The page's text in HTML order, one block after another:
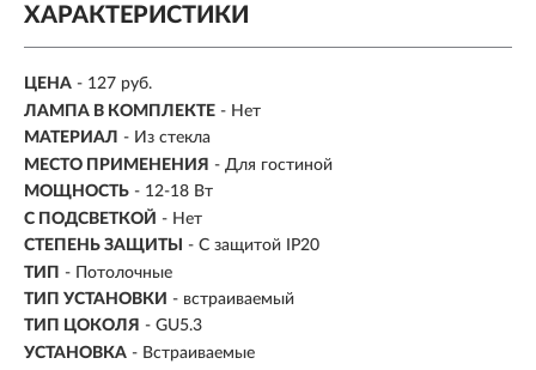
ХАРАКТЕРИСТИКИ
ЦЕНА - 127 руб.
ЛАМПА В КОМПЛЕКТЕ - Нет
МАТЕРИАЛ - Из стекла
МЕСТО ПРИМЕНЕНИЯ - Для гостиной
МОЩНОСТЬ - 12-18 Вт
С ПОДСВЕТКОЙ - Нет
СТЕПЕНЬ ЗАЩИТЫ
- С защитой IP20
ТИП - Потолочные
ТИП УСТАНОВКИ - встраиваемый
ТИП ЦОКОЛЯ - GU5.3
УСТАНОВКА - Встраиваемые